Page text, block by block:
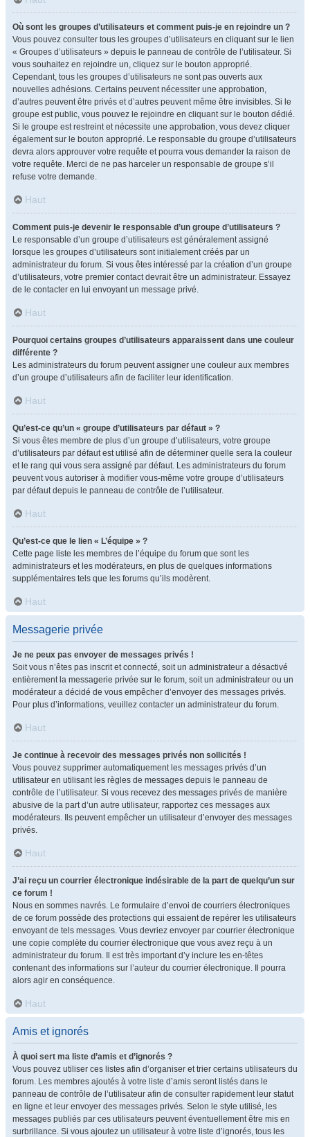
Où sont les groupes d’utilisateurs et comment puis-je en rejoindre un ?
Vous pouvez consulter tous les groupes d’utilisateurs en cliquant sur le lien
« Groupes d’utilisateurs » depuis le panneau de contrôle de l’utilisateur. Si
vous souhaitez en rejoindre un, cliquez sur le bouton approprié.
Cependant, tous les groupes d’utilisateurs ne sont pas ouverts aux
nouvelles adhésions. Certains peuvent nécessiter une approbation,
d’autres peuvent être privés et d’autres peuvent même être invisibles. Si le
groupe est public, vous pouvez le rejoindre en cliquant sur le bouton dédié.
Si le groupe est restreint et nécessite une approbation, vous devez cliquer
également sur le bouton approprié. Le responsable du groupe d’utilisateurs
devra alors approuver votre requête et pourra vous demander la raison de
votre requête. Merci de ne pas harceler un responsable de groupe s’il
refuse votre demande.
Haut
Comment puis-je devenir le responsable d’un groupe d’utilisateurs ?
Le responsable d’un groupe d’utilisateurs est généralement assigné
lorsque les groupes d’utilisateurs sont initialement créés par un
administrateur du forum. Si vous êtes intéressé par la création d’un groupe
d’utilisateurs, votre premier contact devrait être un administrateur. Essayez
de le contacter en lui envoyant un message privé.
Haut
Pourquoi certains groupes d’utilisateurs apparaissent dans une couleur
différente ?
Les administrateurs du forum peuvent assigner une couleur aux membres
d’un groupe d’utilisateurs afin de faciliter leur identification.
Haut
Qu’est-ce qu’un « groupe d’utilisateurs par défaut » ?
Si vous êtes membre de plus d’un groupe d’utilisateurs, votre groupe
d’utilisateurs par défaut est utilisé afin de déterminer quelle sera la couleur
et le rang qui vous sera assigné par défaut. Les administrateurs du forum
peuvent vous autoriser à modifier vous-même votre groupe d’utilisateurs
par défaut depuis le panneau de contrôle de l’utilisateur.
Haut
Qu’est-ce que le lien « L’équipe » ?
Cette page liste les membres de l’équipe du forum que sont les
administrateurs et les modérateurs, en plus de quelques informations
supplémentaires tels que les forums qu’ils modèrent.
Haut
Messagerie privée
Je ne peux pas envoyer de messages privés !
Soit vous n’êtes pas inscrit et connecté, soit un administrateur a désactivé
entièrement la messagerie privée sur le forum, soit un administrateur ou un
modérateur a décidé de vous empêcher d’envoyer des messages privés.
Pour plus d’informations, veuillez contacter un administrateur du forum.
Haut
Je continue à recevoir des messages privés non sollicités !
Vous pouvez supprimer automatiquement les messages privés d’un
utilisateur en utilisant les règles de messages depuis le panneau de
contrôle de l’utilisateur. Si vous recevez des messages privés de manière
abusive de la part d’un autre utilisateur, rapportez ces messages aux
modérateurs. Ils peuvent empêcher un utilisateur d’envoyer des messages
privés.
Haut
J’ai reçu un courrier électronique indésirable de la part de quelqu’un sur
ce forum !
Nous en sommes navrés. Le formulaire d’envoi de courriers électroniques
de ce forum possède des protections qui essaient de repérer les utilisateurs
envoyant de tels messages. Vous devriez envoyer par courrier électronique
une copie complète du courrier électronique que vous avez reçu à un
administrateur du forum. Il est très important d’y inclure les en-têtes
contenant des informations sur l’auteur du courrier électronique. Il pourra
alors agir en conséquence.
Haut
Amis et ignorés
À quoi sert ma liste d’amis et d’ignorés ?
Vous pouvez utiliser ces listes afin d’organiser et trier certains utilisateurs du
forum. Les membres ajoutés à votre liste d’amis seront listés dans le
panneau de contrôle de l’utilisateur afin de consulter rapidement leur statut
en ligne et leur envoyer des messages privés. Selon le style utilisé, les
messages publiés par ces utilisateurs peuvent éventuellement être mis en
surbrillance. Si vous ajoutez un utilisateur à votre liste d’ignorés, tous les